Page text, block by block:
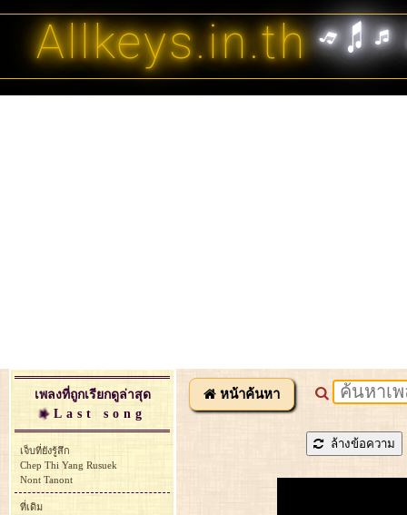
Allkeys.in.th
หน้าค้นหา
ล้างข้อความ
เพลงที่ถูกเรียกดูล่าสุด
Last song
เจ็บที่ยังรู้สึก
Chep Thi Yang Rusuek
Nont Tanont
ที่เดิม